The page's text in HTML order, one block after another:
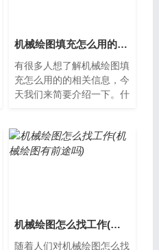
机械绘图填充怎么用的(机械绘图填充怎么用的视频)
有很多人想了解机械绘图填
充怎么用的的相关信息，今
天我们来简要介绍一下。什
利用不同的...
机械绘图怎么找工作(机械绘图有前途吗)
随着人们对机械绘图怎么找